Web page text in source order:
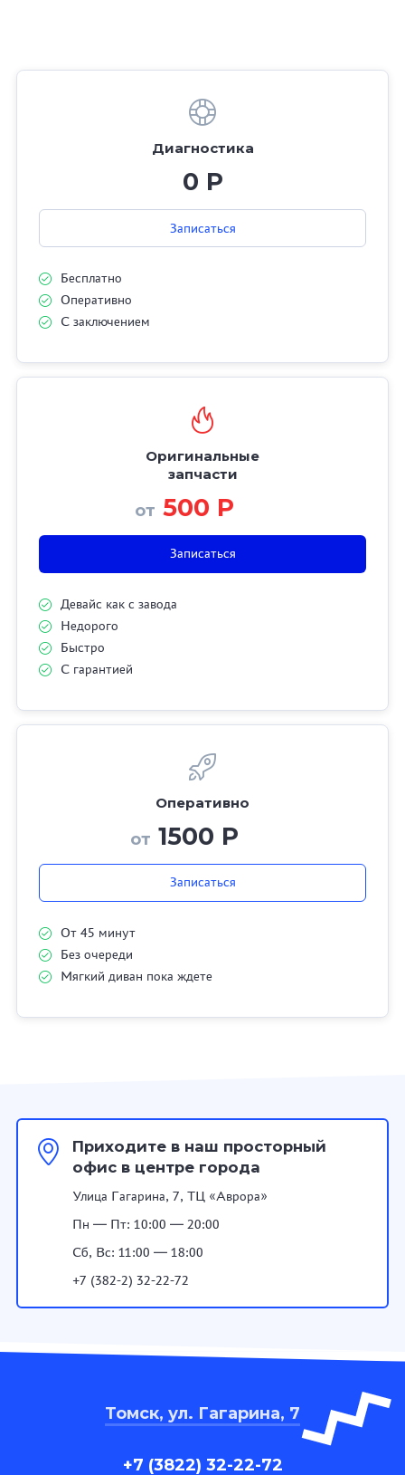
Диагностика
0 Р
Записаться
Бесплатно
Оперативно
С заключением
Оригинальные
запчасти
от 500 Р
Записаться
Девайс как с завода
Недорого
Быстро
С гарантией
Оперативно
от 1500 Р
Записаться
От 45 минут
Без очереди
Мягкий диван пока ждете
Приходите в наш просторный
офис в центре города
Улица Гагарина, 7, ТЦ «Аврора»
Пн — Пт: 10:00 — 20:00
Сб, Вс: 11:00 — 18:00
+7 (382-2) 32-22-72
Томск, ул. Гагарина, 7
+7 (3822) 32-22-72